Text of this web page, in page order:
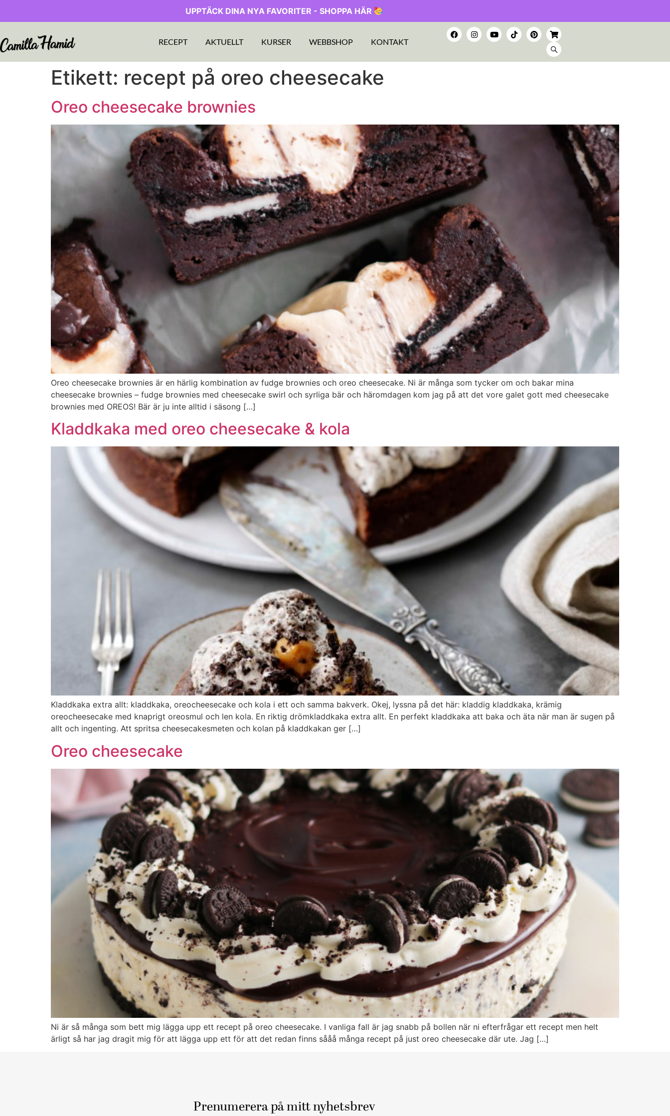
UPPTÄCK DINA NYA FAVORITER - SHOPPA HÄR
RECEPT AKTUELLT KURSER WEBBSHOP KONTAKT
Etikett: recept på oreo cheesecake
Oreo cheesecake brownies
Oreo cheesecake brownies är en härlig kombination av fudge brownies och oreo cheesecake. Ni är många som tycker om och bakar mina
cheesecake brownies – fudge brownies med cheesecake swirl och syrliga bär och häromdagen kom jag på att det vore galet gott med cheesecake
brownies med OREOS! Bär är ju inte alltid i säsong […]
Kladdkaka med oreo cheesecake & kola
Kladdkaka extra allt: kladdkaka, oreocheesecake och kola i ett och samma bakverk. Okej, lyssna på det här: kladdig kladdkaka, krämig
oreocheesecake med knaprigt oreosmul och len kola. En riktig drömkladdkaka extra allt. En perfekt kladdkaka att baka och äta när man är sugen på
allt och ingenting. Att spritsa cheesecakesmeten och kolan på kladdkakan ger […]
Oreo cheesecake
Ni är så många som bett mig lägga upp ett recept på oreo cheesecake. I vanliga fall är jag snabb på bollen när ni efterfrågar ett recept men helt
ärligt så har jag dragit mig för att lägga upp ett för att det redan finns sååå många recept på just oreo cheesecake där ute. Jag […]
Prenumerera på mitt nyhetsbrev